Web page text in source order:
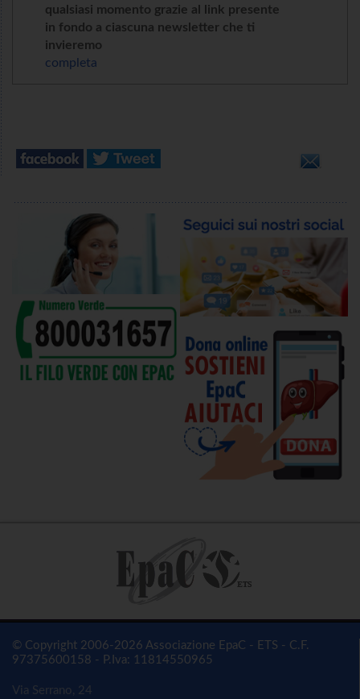
qualsiasi momento grazie al link presente
in fondo a ciascuna newsletter che ti
invieremo
completa
© Copyright 2006-2026 Associazione EpaC - ETS - C.F.
97375600158 - P.Iva: 11814550965
Via Serrano, 24